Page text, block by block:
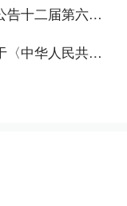
用土地罪，非法
罪，商检徇私
弊罪。
职权或者玩
河南省人民代表大会常务委员会《公告十二届第六十号——河南省预防职务犯罪工作条例》
全国人民代表大会常务委员会《关于〈中华人民共和国刑法〉第九章渎职罪主体适用问题的解释》